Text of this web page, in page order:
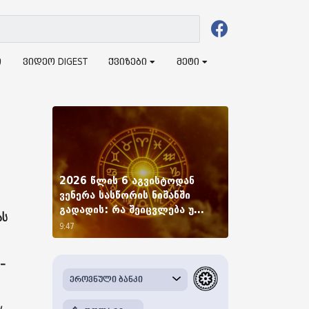
ვიდეო DIGEST ქვიზები მეტი
2026 წლის 6 აგვისტოდან
ვენერა სასწორის ნიშანში
გადადის: რა შეიცვლება უ...
9:47